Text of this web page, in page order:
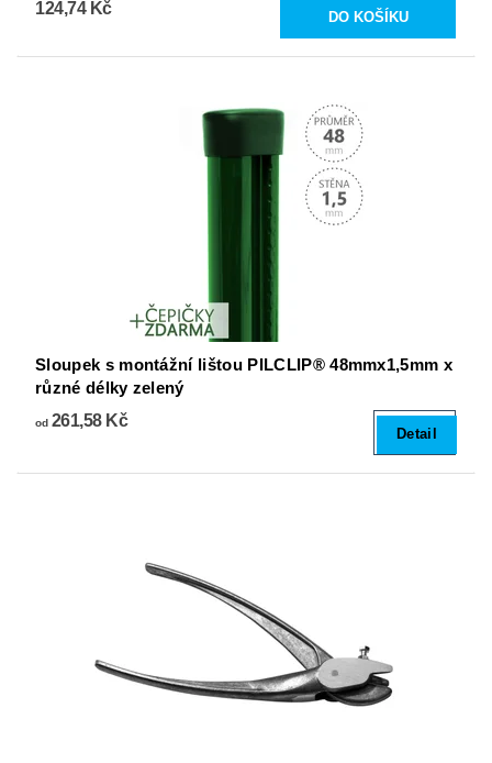
124,74 Kč
Sloupek s montážní lištou PILCLIP® 48mmx1,5mm x
různé délky zelený
od261,58 Kč
Detail